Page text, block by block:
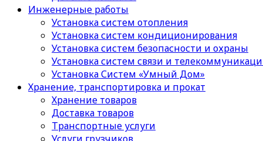
Инженерные работы
Установка систем отопления
Установка систем кондиционирования
Установка систем безопасности и охраны
Установка систем связи и
Установка Систем «Умный Дом»
Хранение, транспортировка и прокат
Хранение товаров
Доставка товаров
Транспортные услуги